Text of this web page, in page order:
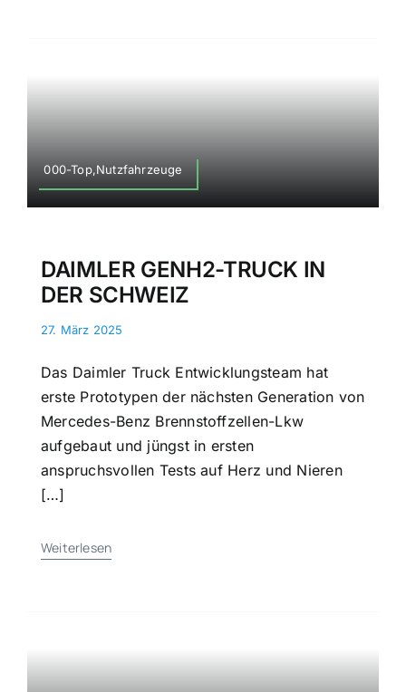
000-Top,Nutzfahrzeuge
DAIMLER GENH2-TRUCK IN
DER SCHWEIZ
27. März 2025
Das Daimler Truck Entwicklungsteam hat
erste Prototypen der nächsten Generation von
Mercedes-Benz Brennstoffzellen-Lkw
aufgebaut und jüngst in ersten
anspruchsvollen Tests auf Herz und Nieren
[…]
Weiterlesen